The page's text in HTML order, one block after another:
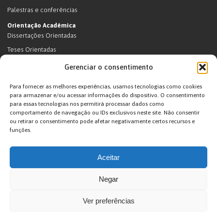
Gerenciar o consentimento
Para fornecer as melhores experiências, usamos tecnologias como cookies
para armazenar e/ou acessar informações do dispositivo. O consentimento
para essas tecnologias nos permitirá processar dados como
comportamento de navegação ou IDs exclusivos neste site. Não consentir
ou retirar o consentimento pode afetar negativamente certos recursos e
funções.
Aceitar
Negar
Ver preferências
Palestras e conferências
Orientação Acadêmica
Dissertações Orientadas
Teses Orientadas
Livros (dissertações e teses)
Supervisão de pós-doutorado
Supervisão de pós-doutorado (em andamento)
Orientações de outra natureza
Exposições
Terras Indígenas
Projetos